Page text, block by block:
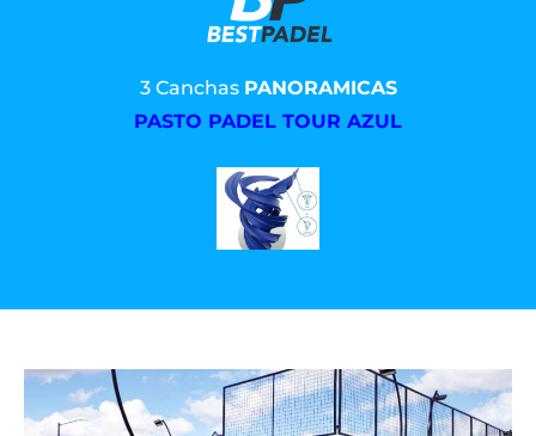
3 Canchas PANORAMICAS
PASTO PADEL TOUR AZUL